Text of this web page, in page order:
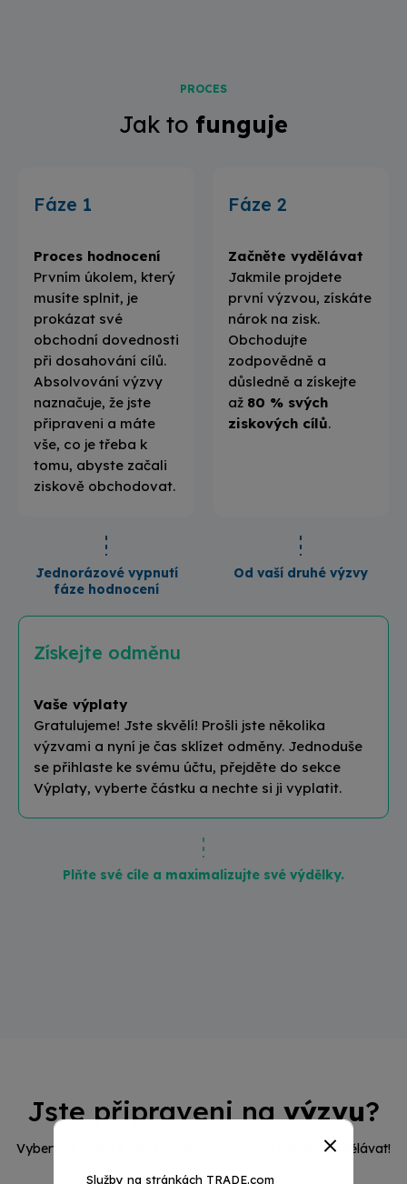
PROCES
Jak to funguje
Fáze 1
Proces hodnocení
Prvním úkolem, který
musíte splnit, je
prokázat své
obchodní dovednosti
při dosahování cílů.
Absolvování výzvy
naznačuje, že jste
připraveni a máte
vše, co je třeba k
tomu, abyste začali
ziskově obchodovat.
Fáze 2
Začněte vydělávat
Jakmile projdete
první výzvou, získáte
nárok na zisk.
Obchodujte
zodpovědně a
důsledně a získejte
až 80 % svých
ziskových cílů.
Jednorázové vypnutí
fáze hodnocení
Od vaší druhé výzvy
Získejte odměnu
Vaše výplaty
Gratulujeme! Jste skvělí! Prošli jste několika
výzvami a nyní je čas sklízet odměny. Jednoduše
se přihlaste ke svému účtu, přejděte do sekce
Výplaty, vyberte částku a nechte si ji vyplatit.
Plňte své cíle a maximalizujte své výdělky.
Jste připraveni navýzvu?
Vyberte si jednu z níže uvedených výzev a začněte vydělávat!
Služby na stránkách TRADE.com